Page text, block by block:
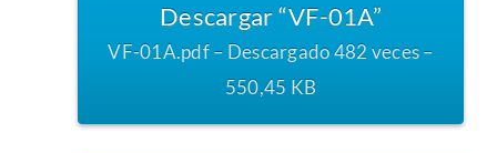
Descargar “VF-01A”
VF-01A.pdf – Descargado 482 veces –
550,45 KB